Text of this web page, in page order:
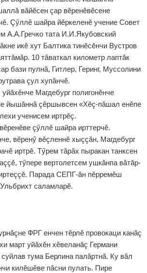
вăйӗсен çар вӗренӗвӗсене
Çӳллӗ шайра йӗркеленӗ учение Совет
А.А.Гречко тата И.И.Якубовский
икӗ хут Балтика тинӗсӗнчи Вустров
10 тăваткал километр лаптăк
бази пулнă, Гитлер, Геринг, Муссолини
çул хупăнчӗ.
Магдебург полигонӗнче
йышăннă çӗршывсен «Хӗç-пăшал енӗпе
ученисем иртрӗç.
çӳллӗ шайра ирттерчӗ.
вӗренӳ вӗçленнӗ хыççăн, Магдебург
иртрӗ. Тӳрем тăрăх пыракан танксен
тӳпере вертолетсем ушкăнпа вăтăр-
Парада СЕПГ-ăн пӗрремӗш
саламларӗ.
ФРГ енчен тӗрлӗ провокаци канăç
март уйăхӗн хӗвеланăç Германи
тума Берлина палăртнă. Ку вăл
килӗшӗве пăсни пулать. Пире